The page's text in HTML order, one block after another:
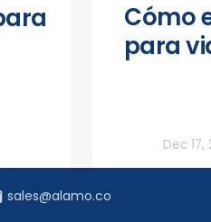
Cómo
para
Dec 17,
sales@alamo.co